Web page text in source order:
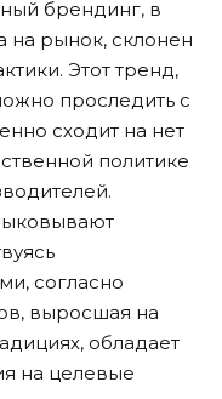
брендинг, в
на рынок, склонен
Этот тренд,
проследить с
сходит на нет
политике
согласно
выросшая на
обладает
на целевые